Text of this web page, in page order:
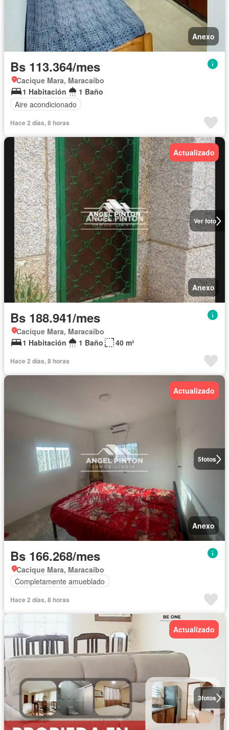
Anexo
Bs 113.364/mes
Cacique Mara, Maracaibo
1 Habitación
1 Baño
Aire acondicionado
Hace 2 días, 8 horas
Ver foto
Actualizado
Anexo
Bs 188.941/mes
Cacique Mara, Maracaibo
1 Habitación
1 Baño 40 m²
Hace 2 días, 8 horas
5fotos
Actualizado
Anexo
Bs 166.268/mes
Cacique Mara, Maracaibo
Completamente amueblado
Hace 2 días, 8 horas
3fotos
Actualizado